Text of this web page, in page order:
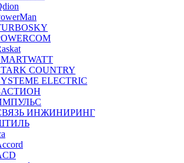
COUNTRY
ELECTRIC
ИНЖИНИРИНГ